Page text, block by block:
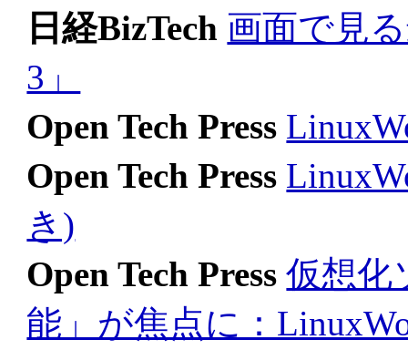
日経BizTech 画面で見
3」
Open Tech Press
Open Tech Press
き)
Open Tech Press 仮想化
能」が焦点に：